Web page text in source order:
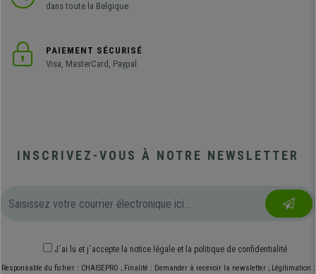
dans toute la Belgique
PAIEMENT SÉCURISÉ
Visa, MasterCard, Paypal
INSCRIVEZ-VOUS À NOTRE NEWSLETTER
J´ai lu et j´accepte la notice légale et la politique de confidentialité
Responsable du fichier : CHAISEPRO ; Finalité : Demander à recevoir la newsletter ; Légitimation :